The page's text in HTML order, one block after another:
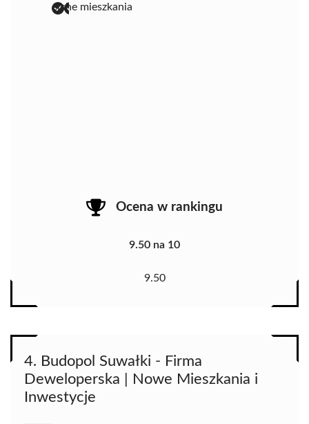
ciche mieszkania
Ocena w rankingu
9.50 na 10
9.50
4. Budopol Suwałki - Firma
Deweloperska | Nowe Mieszkania i
Inwestycje